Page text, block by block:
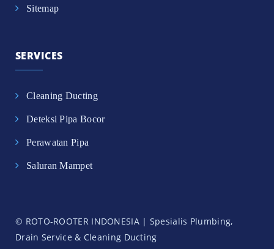
Sitemap
SERVICES
Cleaning Ducting
Deteksi Pipa Bocor
Perawatan Pipa
Saluran Mampet
© ROTO-ROOTER INDONESIA | Spesialis Plumbing,
Drain Service & Cleaning Ducting